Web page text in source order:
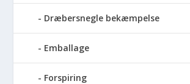
Dræbersnegle bekæmpelse
Emballage
Forspiring